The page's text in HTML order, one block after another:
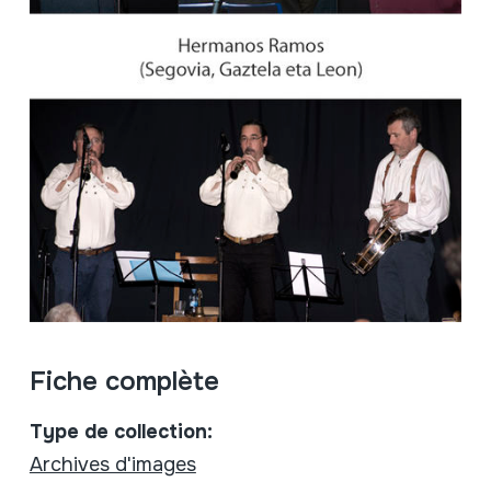
Fiche complète
Type de collection:
Archives d'images